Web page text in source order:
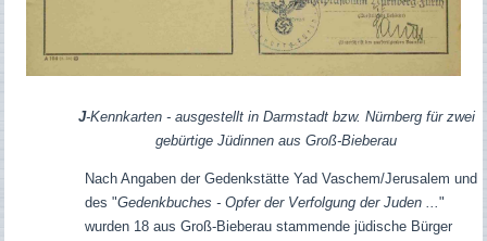
J-Kennkarten - ausgestellt in Darmstadt bzw. Nürnberg für zwei
gebürtige Jüdinnen aus Groß-Bieberau
Nach Angaben der Gedenkstätte Yad Vaschem/Jerusalem und
des "Gedenkbuches - Opfer der Verfolgung der Juden ..."
wurden 18 aus Groß-Bieberau stammende jüdische Bürger